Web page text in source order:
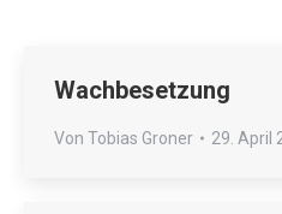
Wachbesetzung
Von Tobias Groner 29. April